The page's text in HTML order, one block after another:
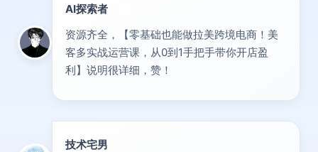
AI探索者
资源齐全，【零基础也能做拉美跨境电商！美
客多实战运营课，从0到1手把手带你开店盈
利】说明很详细，赞！
技术宅男